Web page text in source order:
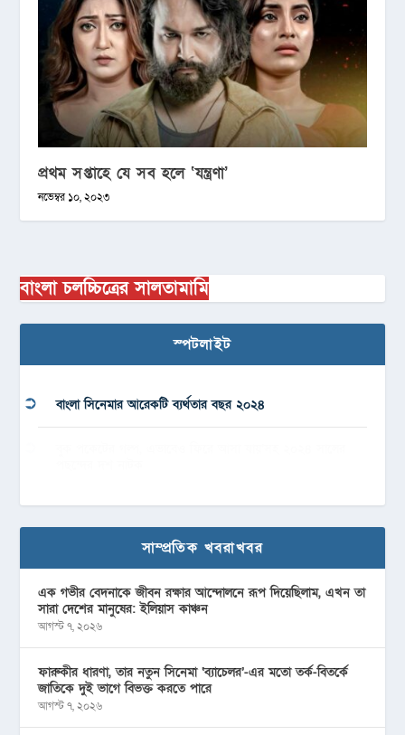
প্রথম সপ্তাহে যে সব হলে ‘যন্ত্রণা’
নভেম্বর ১০, ২০২৩
বাংলা চলচ্চিত্রের সালতামামি
স্পটলাইট
বাংলা সিনেমার আরেকটি ব্যর্থতার বছর ২০২৪
সাম্প্রতিক খবরাখবর
এক গভীর বেদনাকে জীবন রক্ষার আন্দোলনে রূপ দিয়েছিলাম, এখন তা
সারা দেশের মানুষের: ইলিয়াস কাঞ্চন
আগস্ট ৭, ২০২৬
ফারুকীর ধারণা, তার নতুন সিনেমা ‘ব্যাচেলর’-এর মতো তর্ক-বিতর্কে
জাতিকে দুই ভাগে বিভক্ত করতে পারে
আগস্ট ৭, ২০২৬